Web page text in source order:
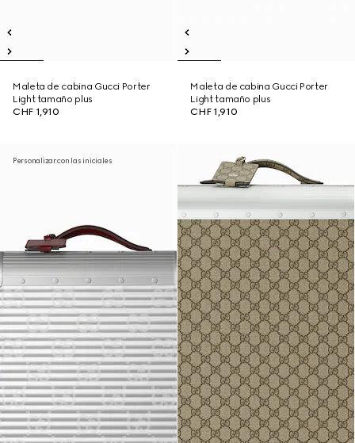
Maleta de cabina Gucci Porter
Light tamaño plus
CHF 1,910
Maleta de cabina Gucci Porter
Light tamaño plus
CHF 1,910
Personalizar con las iniciales